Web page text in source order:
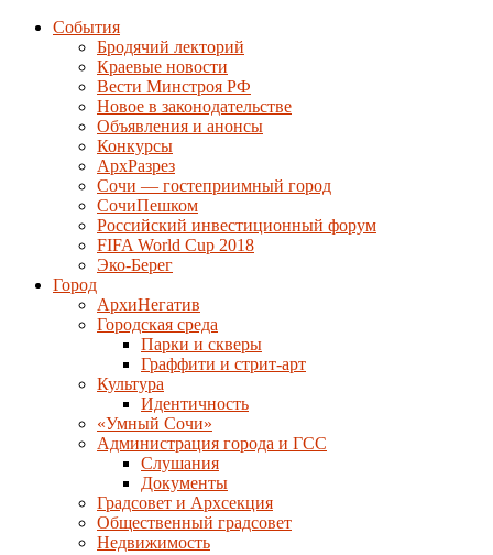
События
Бродячий лекторий
Краевые новости
Вести Минстроя РФ
Новое в законодательстве
Объявления и анонсы
Конкурсы
АрхРазрез
Сочи — гостеприимный город
СочиПешком
Российский инвестиционный форум
FIFA World Cup 2018
Эко-Берег
Город
АрхиНегатив
Городская среда
Парки и скверы
Граффити и стрит-арт
Культура
Идентичность
«Умный Сочи»
Администрация города и ГСС
Слушания
Документы
Градсовет и Архсекция
Общественный градсовет
Недвижимость